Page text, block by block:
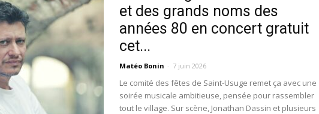
et des grands noms des
années 80 en concert gratuit
cet...
Matéo Bonin - 7 juin 2026
Le comité des fêtes de Saint-Usuge remet ça avec une
soirée musicale ambitieuse, pensée pour rassembler
tout le village. Sur scène, Jonathan Dassin et plusieurs